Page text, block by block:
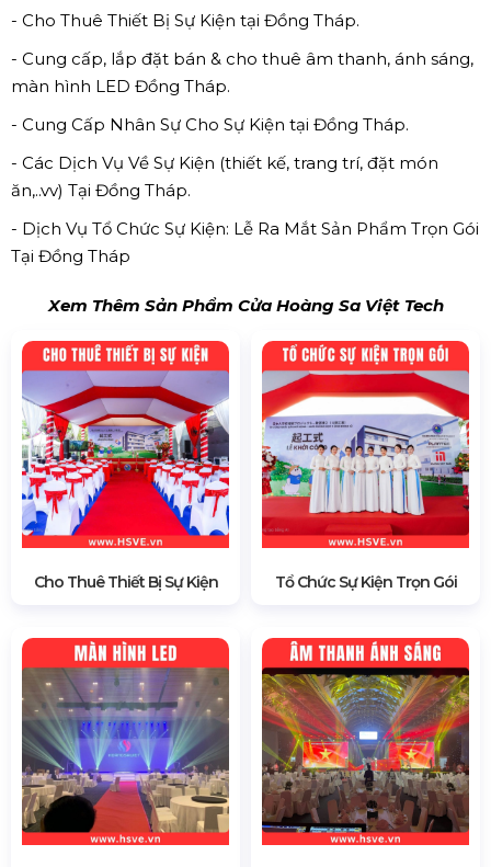
- Cho Thuê Thiết Bị Sự Kiện tại Đồng Tháp.
- Cung cấp, lắp đặt bán & cho thuê âm thanh, ánh sáng,
màn hình LED Đồng Tháp.
- Cung Cấp Nhân Sự Cho Sự Kiện tại Đồng Tháp.
- Các Dịch Vụ Về Sự Kiện (thiết kế, trang trí, đặt món
ăn,..vv) Tại Đồng Tháp.
- Dịch Vụ Tổ Chức Sự Kiện: Lễ Ra Mắt Sản Phẩm Trọn Gói
Tại Đồng Tháp
Xem Thêm Sản Phẩm Cửa Hoàng Sa Việt Tech
Cho Thuê Thiết Bị Sự Kiện Tổ Chức Sự Kiện Trọn Gói